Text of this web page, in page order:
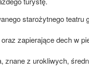
starożytnego teatru
zapierające dech w
znane z urokliwych,